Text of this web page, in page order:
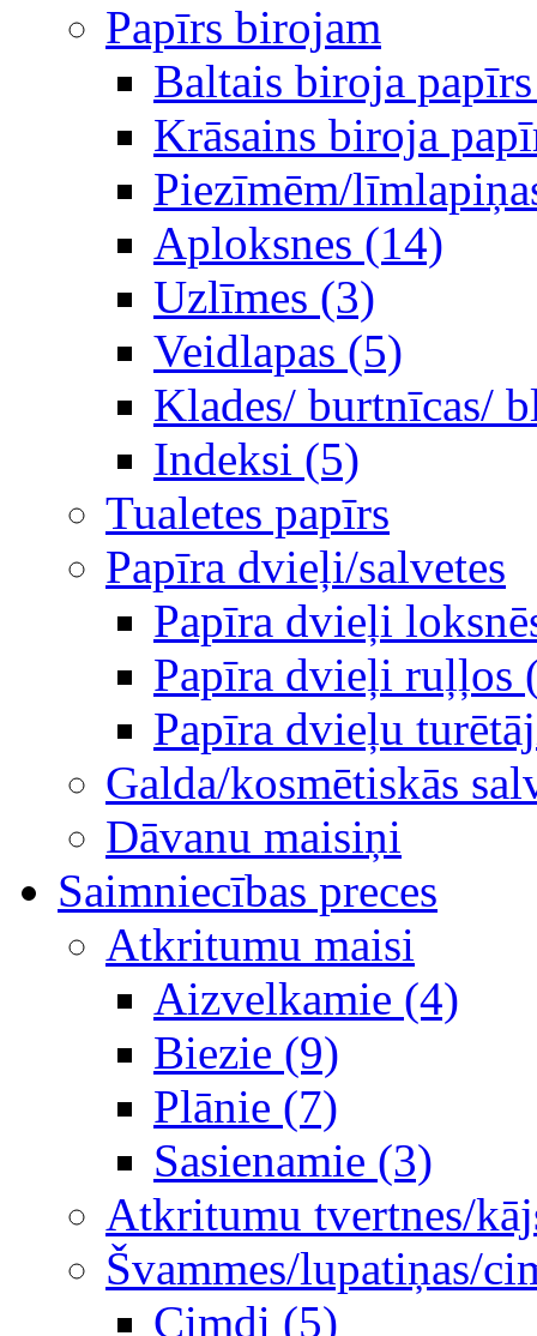
Papīrs birojam
Baltais biroja
Krāsains biroja
Piezīmēm/
Aploksnes (14)
Uzlīmes (3)
Veidlapas (5)
Klades/ burtnīcas/
Indeksi (5)
Tualetes papīrs
Papīra dvieļi/salvetes
Papīra dvieļi
Papīra dvieļi ruļļos
Papīra dvieļu
Galda/kosmētiskās
Dāvanu maisiņi
Saimniecības preces
Atkritumu maisi
Aizvelkamie (4)
Biezie (9)
Plānie (7)
Sasienamie (3)
Atkritumu tvertnes/
Švammes/lupatiņas/
Cimdi (5)